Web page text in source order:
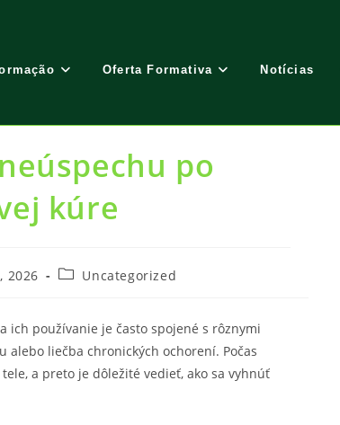
Oferta Formativa Notícias
po
kúre
2026
PostUncategorized
ich používanie je často spojené s rôznymi
alebo liečba chronických ochorení. Počas
a preto je dôležité vedieť, ako sa vyhnúť